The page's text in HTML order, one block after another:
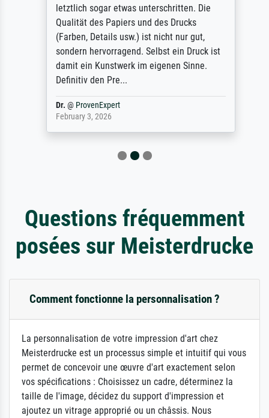
letztlich sogar etwas unterschritten. Die
Qualität des Papiers und des Drucks
(Farben, Details usw.) ist nicht nur gut,
sondern hervorragend. Selbst ein Druck ist
damit ein Kunstwerk im eigenen Sinne.
Definitiv den Pre...
Dr.@ProvenExpert
February 3, 2026
Questions fréquemment
posées sur Meisterdrucke
Comment fonctionne la personnalisation ?
La personnalisation de votre impression d'art chez
Meisterdrucke est un processus simple et intuitif qui vous
permet de concevoir une œuvre d'art exactement selon
vos spécifications : Choisissez un cadre, déterminez la
taille de l'image, décidez du support d'impression et
ajoutez un vitrage approprié ou un châssis. Nous